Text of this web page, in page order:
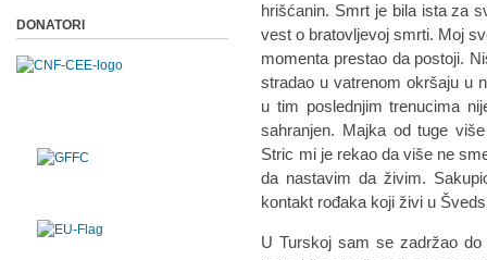
hrišćanin. Smrt je bila ista za
vest o bratovljevoj smrti. Moj
momenta prestao da postoji.
stradao u vatrenom okršaju u
u tim poslednjim trenucima
sahranjen. Majka od tuge
Stric mi je rekao da više ne
da nastavim da živim.
kontakt rođaka koji živi u
U Turskoj sam se zadržao
DONATORI